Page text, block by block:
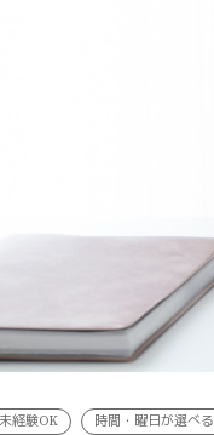
経験OK 時間・曜日が選べる